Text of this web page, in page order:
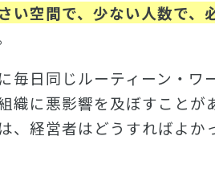
い空間で、少ない人数で、
毎日同じルーティーン・ワ
織に悪影響を及ぼすことが
、経営者はどうすればよか